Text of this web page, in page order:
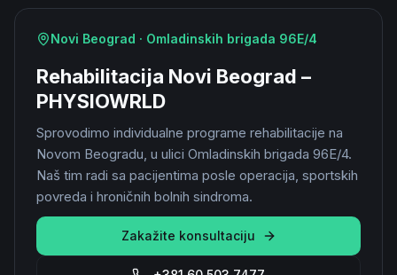
Novi Beograd · Omladinskih brigada 96E/4
Rehabilitacija Novi Beograd –
PHYSIOWRLD
Sprovodimo individualne programe rehabilitacije na
Novom Beogradu, u ulici Omladinskih brigada 96E/4.
Naš tim radi sa pacijentima posle operacija, sportskih
povreda i hroničnih bolnih sindroma.
Zakažite konsultaciju